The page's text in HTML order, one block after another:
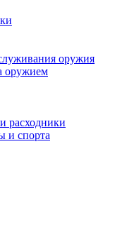
оружия
оружием
расходники
и спорта